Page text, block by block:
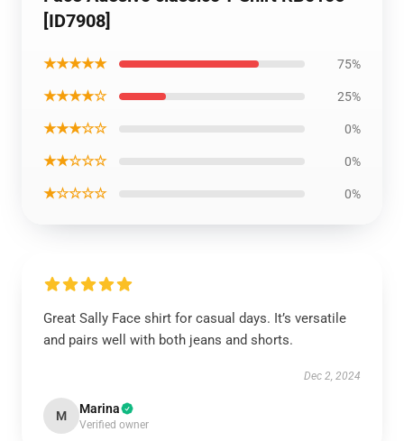
[ID7908]
★★★★★ 75%
★★★★☆ 25%
★★★☆☆ 0%
★★☆☆☆ 0%
★☆☆☆☆ 0%
Great Sally Face shirt for casual days. It’s versatile
and pairs well with both jeans and shorts.
Dec 2, 2024
M Marina
Verified owner